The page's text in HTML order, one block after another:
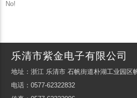
No!
乐清市紫金电子有限公司
地址：浙江 乐清市 石帆街道朴湖工业园区
电话：0577-62322832